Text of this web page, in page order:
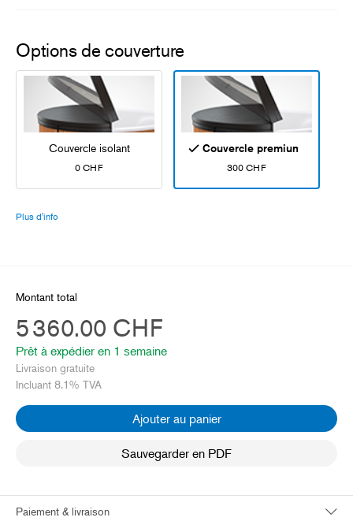
Options de couverture
Couvercle isolant
0 CHF
Couvercle premium
300 CHF
Plus d'info
Montant total
5 360.00 CHF
Prêt à expédier en 1 semaine
Livraison gratuite
Incluant 8.1% TVA
Ajouter au panier
Sauvegarder en PDF
Paiement & livraison